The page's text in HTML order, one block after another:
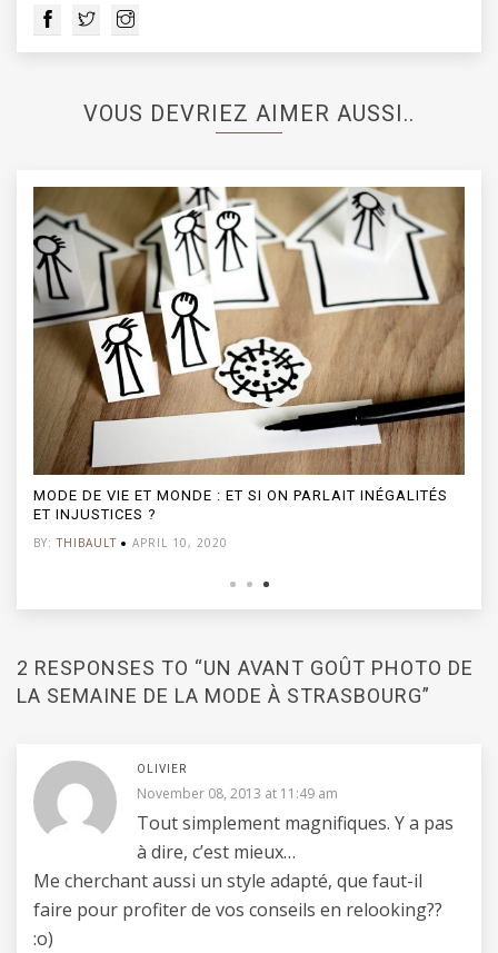
VOUS DEVRIEZ AIMER AUSSI..
MODE DE VIE ET MONDE : ET SI ON PARLAIT INÉGALITÉS
ET INJUSTICES ?
BY: THIBAULT APRIL 10, 2020
2 RESPONSES TO “UN AVANT GOÛT PHOTO DE
LA SEMAINE DE LA MODE À STRASBOURG”
OLIVIER
November 08, 2013 at 11:49 am
Tout simplement magnifiques. Y a pas
à dire, c’est mieux…
Me cherchant aussi un style adapté, que faut-il
faire pour profiter de vos conseils en relooking??
:o)